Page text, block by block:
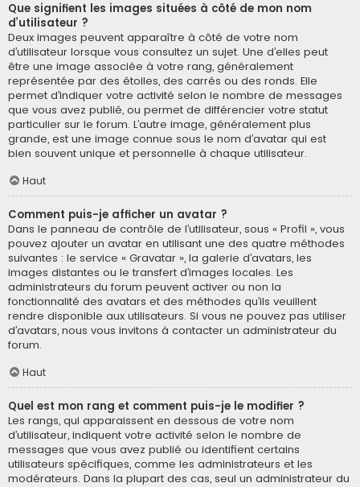
Que signifient les images situées à côté de mon nom
d’utilisateur ?
Deux images peuvent apparaître à côté de votre nom
d’utilisateur lorsque vous consultez un sujet. Une d’elles peut
être une image associée à votre rang, généralement
représentée par des étoiles, des carrés ou des ronds. Elle
permet d’indiquer votre activité selon le nombre de messages
que vous avez publié, ou permet de différencier votre statut
particulier sur le forum. L’autre image, généralement plus
grande, est une image connue sous le nom d’avatar qui est
bien souvent unique et personnelle à chaque utilisateur.
Haut
Comment puis-je afficher un avatar ?
Dans le panneau de contrôle de l’utilisateur, sous « Profil », vous
pouvez ajouter un avatar en utilisant une des quatre méthodes
suivantes : le service « Gravatar », la galerie d’avatars, les
images distantes ou le transfert d’images locales. Les
administrateurs du forum peuvent activer ou non la
fonctionnalité des avatars et des méthodes qu’ils veuillent
rendre disponible aux utilisateurs. Si vous ne pouvez pas utiliser
d’avatars, nous vous invitons à contacter un administrateur du
forum.
Haut
Quel est mon rang et comment puis-je le modifier ?
Les rangs, qui apparaissent en dessous de votre nom
d’utilisateur, indiquent votre activité selon le nombre de
messages que vous avez publié ou identifient certains
utilisateurs spécifiques, comme les administrateurs et les
modérateurs. Dans la plupart des cas, seul un administrateur du